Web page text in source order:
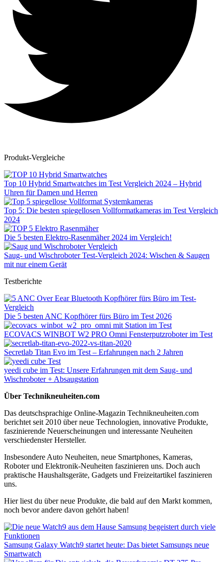
Produkt-Vergleiche
Top 10 Hybrid Smartwatches im Test Vergleich 2024 – Hybrid
Uhren für Damen und Herren
Top 5: Die besten spiegellosen Vollformatkameras im Test Vergleich
2024
Die 5 besten Elektro-Rasenmäher 2024 im Vergleich!
Saug- und Wischroboter Test-Vergleich 2024: Wischen & Saugen
mit nur einem Gerät
Testberichte
Die 5 besten ANC Kopfhörer fürs Büro im Test 2026
ECOVACS WINBOT W2 PRO Omni Fensterputzroboter im Test
Secretlab Titan Evo im Test – Erfahrungen nach 2 Jahren
yeedi cube im Test: Unsere Erfahrungen mit dem Saug- und
Wischroboter + Absaugstation
Über Technikneuheiten.com
Das deutschsprachige Online-Magazin Technikneuheiten.com
berichtet seit 2010 über neue Technologien, innovative Produkte,
faszinierende Neuerscheinungen und interessante Neuheiten
verschiedenster Hersteller.
Insbesondere Auto Neuheiten, neue Smartphones, Kameras,
Roboter und Elektronik-Neuheiten faszinieren uns. Doch auch
praktische Haushaltsgeräte, Gadgets und Freizeitartikel faszinieren
uns.
Hier liest du über neue Produkte, die bald auf den Markt kommen,
noch bevor andere davon gehört haben!
Samsung Galaxy Watch9 startet heute: Das bietet Samsungs neue
Smartwatch